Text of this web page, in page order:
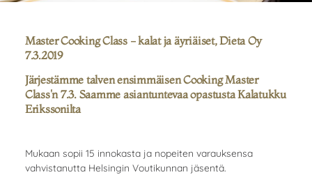
Master Cooking Class - kalat ja äyriäiset, Dieta Oy
7.3.2019
Järjestämme talven ensimmäisen Cooking Master
Class'n 7.3. Saamme asiantuntevaa opastusta Kalatukku
Erikssonilta
Mukaan sopii 15 innokasta ja nopeiten varauksensa
vahvistanutta Helsingin Voutikunnan jäsentä.